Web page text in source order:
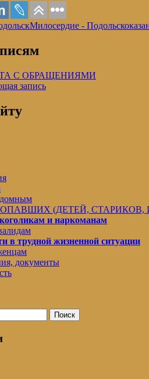
Милосердие - Подольск
С ОБРАЩЕНИЯМИ
запись
(ДЕТЕЙ,
и наркоманам
в трудной жизненной ситуации
документы
Поиск